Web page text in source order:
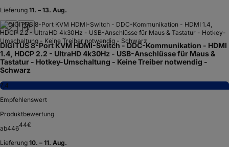
Lieferung 11. – 13. Aug.
DIGITUS 8-Port KVM HDMI-Switch - DDC-Kommunikation - HDMI
1.4, HDCP 2.2 - UltraHD 4k30Hz - USB-Anschlüsse für Maus &
Tastatur - Hotkey-Umschaltung - Keine Treiber notwendig -
Schwarz
7,4
Empfehlenswert
Produktbewertung
ab44644€
Lieferung 10. – 11. Aug.